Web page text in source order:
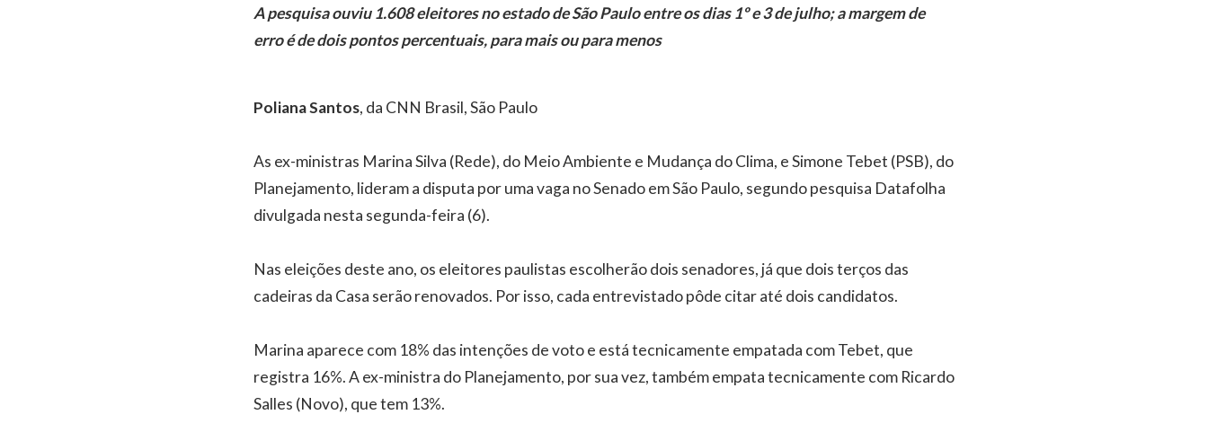
A pesquisa ouviu 1.608 eleitores no estado de São Paulo entre os dias 1º e 3 de julho; a margem de
erro é de dois pontos percentuais, para mais ou para menos
Poliana Santos, da CNN Brasil, São Paulo
As ex-ministras Marina Silva (Rede), do Meio Ambiente e Mudança do Clima, e Simone Tebet (PSB), do
Planejamento, lideram a disputa por uma vaga no Senado em São Paulo, segundo pesquisa Datafolha
divulgada nesta segunda-feira (6).
Nas eleições deste ano, os eleitores paulistas escolherão dois senadores, já que dois terços das
cadeiras da Casa serão renovados. Por isso, cada entrevistado pôde citar até dois candidatos.
Marina aparece com 18% das intenções de voto e está tecnicamente empatada com Tebet, que
registra 16%. A ex-ministra do Planejamento, por sua vez, também empata tecnicamente com Ricardo
Salles (Novo), que tem 13%.